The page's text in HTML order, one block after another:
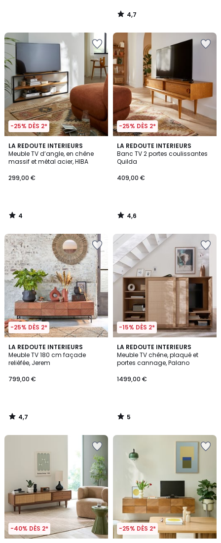
4,7
/
-25% DÈS 2*
LA REDOUTE INTERIEURS
Meuble TV d’angle, en chêne
massif et métal acier, HIBA
299,00 €
4
/
5
4
/
-25% DÈS 2*
LA REDOUTE INTERIEURS
Banc TV 2 portes coulissantes
Quilda
409,00 €
4,6
/ 5
4,6
/
-25% DÈS 2*
LA REDOUTE INTERIEURS
Meuble TV 180 cm façade
reliéfée, Jerem
799,00 €
4,7
/ 5
4,7
/
-15% DÈS 2*
LA REDOUTE INTERIEURS
Meuble TV chêne, plaqué et
portes cannage, Palano
1499,00 €
5
/
5
5
/
-40% DÈS 2* -25% DÈS 2*